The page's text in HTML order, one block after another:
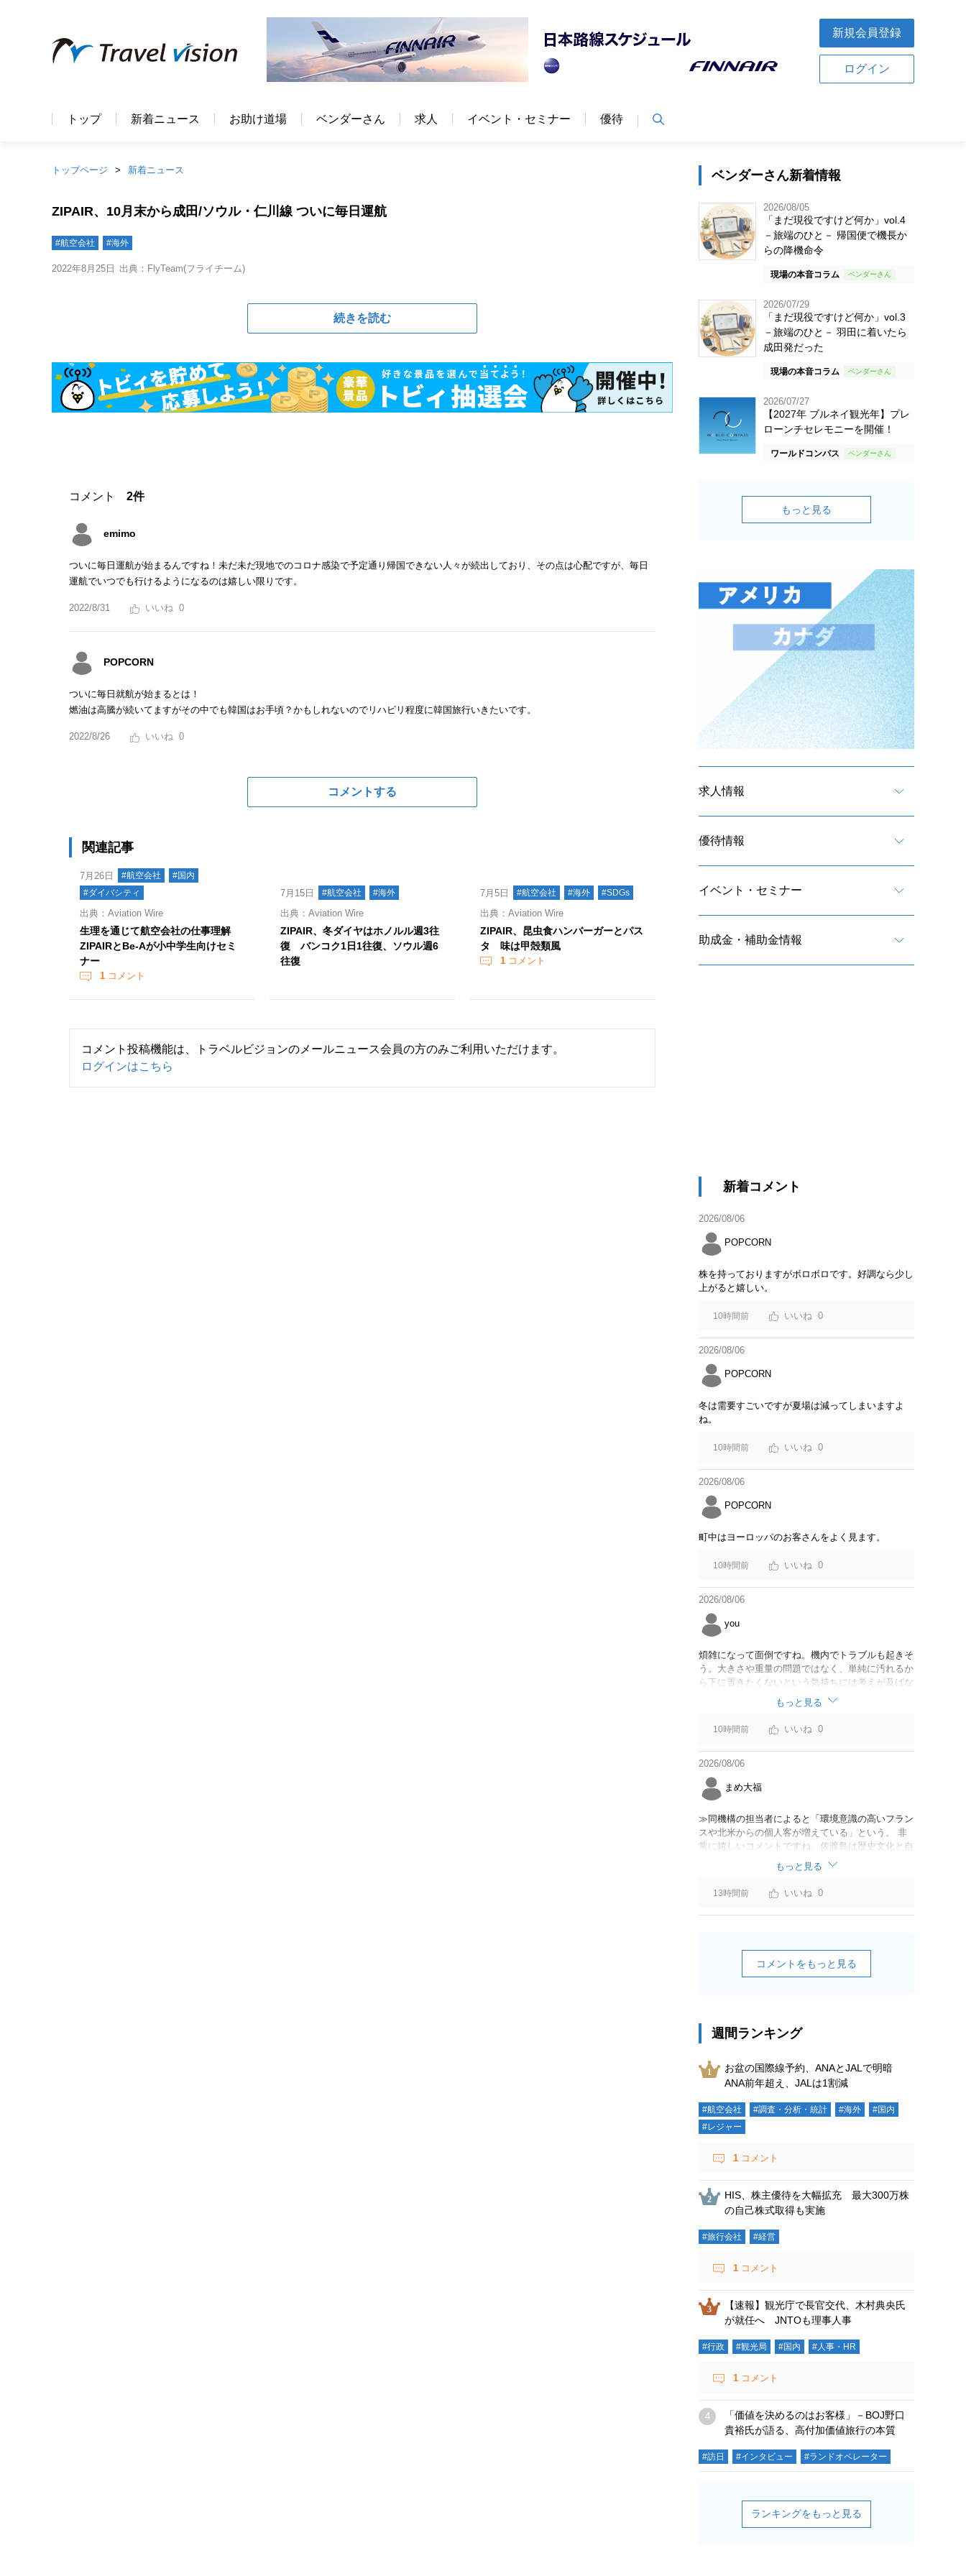
新規会員登録
ログイン
トップ 新着ニュース お助け道場 ベンダーさん 求人 イベント・セミナー 優待
トップページ 新着ニュース
ZIPAIR、10月末から成田/ソウル・仁川線 ついに毎日運航
#航空会社 #海外
2022年8月25日 出典：FlyTeam(フライチーム)
続きを読む
コメント 2件
emimo
ついに毎日運航が始まるんですね！未だ未だ現地でのコロナ感染で予定通り帰国できない人々が続出しており、その点は心配ですが、毎日
運航でいつでも行けるようになるのは嬉しい限りです。
2022/8/31 0
POPCORN
ついに毎日就航が始まるとは！
燃油は高騰が続いてますがその中でも韓国はお手頃？かもしれないのでリハビリ程度に韓国旅行いきたいです。
2022/8/26 0
コメントする
関連記事
7月26日 #航空会社
#国内
#ダイバシティ
出典：Aviation Wire
生理を通じて航空会社の仕事理解
ZIPAIRとBe-Aが小中学生向けセミ
ナー
1 コメント
7月15日 #航空会社 #海外
出典：Aviation Wire
ZIPAIR、冬ダイヤはホノルル週3往
復 バンコク1日1往復、ソウル週6
往復
7月5日 #航空会社 #海外 #SDGs
出典：Aviation Wire
ZIPAIR、昆虫食ハンバーガーとパス
タ 味は甲殻類風
1 コメント
コメント投稿機能は、トラベルビジョンのメールニュース会員の方のみご利用いただけます。
ログインはこちら
ベンダーさん新着情報
2026/08/05
「まだ現役ですけど何か」vol.4
－旅端のひと－ 帰国便で機長か
らの降機命令
現場の本音コラム
2026/07/29
「まだ現役ですけど何か」vol.3
－旅端のひと－ 羽田に着いたら
成田発だった
現場の本音コラム
2026/07/27
【2027年 ブルネイ観光年】プレ
ローンチセレモニーを開催！
ワールドコンパス
もっと見る
求人情報
優待情報
イベント・セミナー
助成金・補助金情報
新着コメント
2026/08/06
POPCORN
株を持っておりますがボロボロです。好調なら少し
上がると嬉しい。
10時間前 0
2026/08/06
POPCORN
冬は需要すごいですが夏場は減ってしまいますよ
ね。
10時間前 0
2026/08/06
POPCORN
町中はヨーロッパのお客さんをよく見ます。
10時間前 0
2026/08/06
you
煩雑になって面倒ですね。機内でトラブルも起きそ
う。大きさや重量の問題ではなく、単純に汚れるか
ら下に置きたくないという気持ちには考えが及ばな
かったのでしょうかね。いっそ、荷物棚を撤去した
座席を作って、座席指定も荷物も含んだプランとす
べて無しで格安プランで分けてもらった方がシンプ
ルで分かりやすいかも。どんどん料金が細分化され
て面倒です。
もっと見る
10時間前 0
2026/08/06
まめ大福
≫同機構の担当者によると「環境意識の高いフラン
スや北米からの個人客が増えている」という。 非
常に嬉しいコメントですね。佐渡島は歴史文化と自
然が相まっての土地となっているので、個人的には
環境意識の低い人は来ないでほしいです。「金がと
れるんじゃないか」と勝手に穴掘ったりしそうな国
の人は来ないでほしいですね。
もっと見る
13時間前 0
コメントをもっと見る
週間ランキング
お盆の国際線予約、ANAとJALで明暗
ANA前年超え、JALは1割減
#航空会社 #調査・分析・統計 #海外
#国内
#レジャー
1 コメント
HIS、株主優待を大幅拡充 最大300万株
の自己株式取得も実施
#旅行会社 #経営
1 コメント
【速報】観光庁で長官交代、木村典央氏
が就任へ JNTOも理事人事
#行政 #観光局 #国内 #人事・HR
1 コメント
「価値を決めるのはお客様」－BOJ野口
貴裕氏が語る、高付加価値旅行の本質
#訪日 #インタビュー #ランドオペレーター